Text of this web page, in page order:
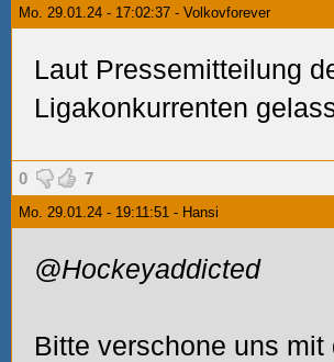
Mo. 29.01.24 - 17:02:37 - Volkovforever
Laut Pressemitteilung
Ligakonkurrenten
0 7
Mo. 29.01.24 - 19:11:51 - Hansi
@Hockeyaddicted
Bitte verschone uns